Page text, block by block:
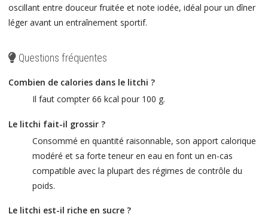
oscillant entre douceur fruitée et note iodée, idéal pour un dîner
léger avant un entraînement sportif.
Questions fréquentes
Combien de calories dans le litchi ?
Il faut compter 66 kcal pour 100 g.
Le litchi fait-il grossir ?
Consommé en quantité raisonnable, son apport calorique
modéré et sa forte teneur en eau en font un en-cas
compatible avec la plupart des régimes de contrôle du
poids.
Le litchi est-il riche en sucre ?